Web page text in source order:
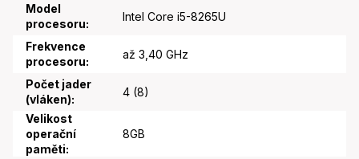
Model
procesoru:
Intel Core i5-8265U
Frekvence
procesoru:
až 3,40 GHz
Počet jader
(vláken):
4 (8)
Velikost
operační
paměti:
8GB